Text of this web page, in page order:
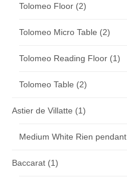
Tolomeo Floor (2)
Tolomeo Micro Table (2)
Tolomeo Reading Floor (1)
Tolomeo Table (2)
Astier de Villatte (1)
Medium White Rien pendant
Baccarat (1)